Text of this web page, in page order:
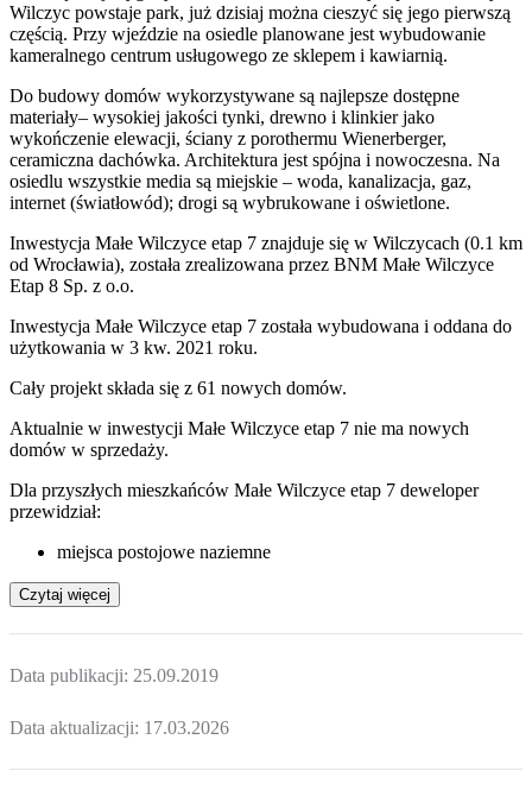
Wilczyc powstaje park, już dzisiaj można cieszyć się jego pierwszą
częścią. Przy wjeździe na osiedle planowane jest wybudowanie
kameralnego centrum usługowego ze sklepem i kawiarnią.
Do budowy domów wykorzystywane są najlepsze dostępne
materiały– wysokiej jakości tynki, drewno i klinkier jako
wykończenie elewacji, ściany z porothermu Wienerberger,
ceramiczna dachówka. Architektura jest spójna i nowoczesna. Na
osiedlu wszystkie media są miejskie – woda, kanalizacja, gaz,
internet (światłowód); drogi są wybrukowane i oświetlone.
Inwestycja Małe Wilczyce etap 7 znajduje się w Wilczycach (0.1 km
od Wrocławia), została zrealizowana przez BNM Małe Wilczyce
Etap 8 Sp. z o.o.
Inwestycja Małe Wilczyce etap 7 została wybudowana i oddana do
użytkowania w 3 kw. 2021 roku.
Cały projekt składa się z 61 nowych domów.
Aktualnie w inwestycji Małe Wilczyce etap 7 nie ma nowych
domów w sprzedaży.
Dla przyszłych mieszkańców Małe Wilczyce etap 7 deweloper
przewidział:
miejsca postojowe naziemne
Czytaj więcej
Data publikacji: 25.09.2019
Data aktualizacji: 17.03.2026